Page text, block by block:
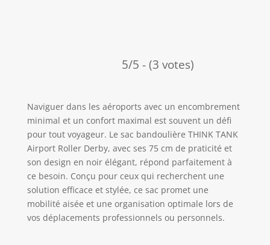
5/5 - (3 votes)
Naviguer dans les aéroports avec un encombrement
minimal et un confort maximal est souvent un défi
pour tout voyageur. Le sac bandoulière THINK TANK
Airport Roller Derby, avec ses 75 cm de praticité et
son design en noir élégant, répond parfaitement à
ce besoin. Conçu pour ceux qui recherchent une
solution efficace et stylée, ce sac promet une
mobilité aisée et une organisation optimale lors de
vos déplacements professionnels ou personnels.